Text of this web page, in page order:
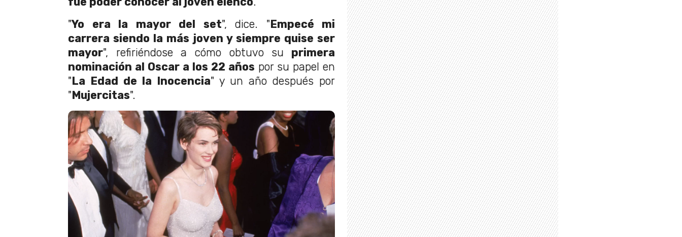
"Yo era la mayor del set", dice. "Empecé mi
carrera siendo la más joven y siempre quise ser
mayor", refiriéndose a cómo obtuvo su primera
nominación al Oscar a los 22 años por su papel en
"La Edad de la Inocencia" y un año después por
"Mujercitas".